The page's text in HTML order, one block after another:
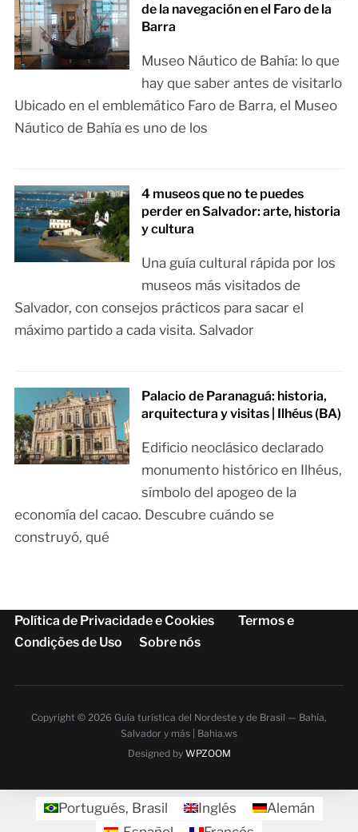
de la navegación en el Faro de la
Barra
Museo Náutico de Bahía: lo que
hay que saber antes de visitarlo
Ubicado en el emblemático Faro de Barra, el Museo
Náutico de Bahía es uno de los
4 museos que no te puedes
perder en Salvador: arte, historia
y cultura
Una guía cultural rápida por los
museos más visitados de
Salvador, con consejos prácticos para sacar el
máximo partido a cada visita. Salvador
Palacio de Paranaguá: historia,
arquitectura y visitas | Ilhéus (BA)
Edificio neoclásico declarado
monumento histórico en Ilhéus,
símbolo del apogeo de la
economía del cacao. Descubre cuándo se
construyó, qué
Política de Privacidade e Cookies
Termos e
Condições de Uso
Sobre nós
Copyright © 2026 Guía turística del Nordeste y de Brasil — Bahía,
Salvador y más | Bahia.ws
Designed by WPZOOM
Portugués, Brasil Inglés
Alemán